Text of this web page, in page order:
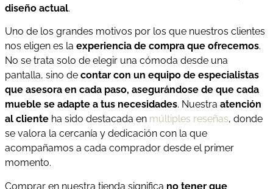
diseño actual.
Uno de los grandes motivos por los que nuestros clientes
nos eligen es la experiencia de compra que ofrecemos.
No se trata solo de elegir una cómoda desde una
pantalla, sino de contar con un equipo de especialistas
que asesora en cada paso, asegurándose de que cada
mueble se adapte a tus necesidades. Nuestra atención
al cliente ha sido destacada en múltiples reseñas, donde
se valora la cercanía y dedicación con la que
acompañamos a cada comprador desde el primer
momento.
Comprar en nuestra tienda significa no tener que